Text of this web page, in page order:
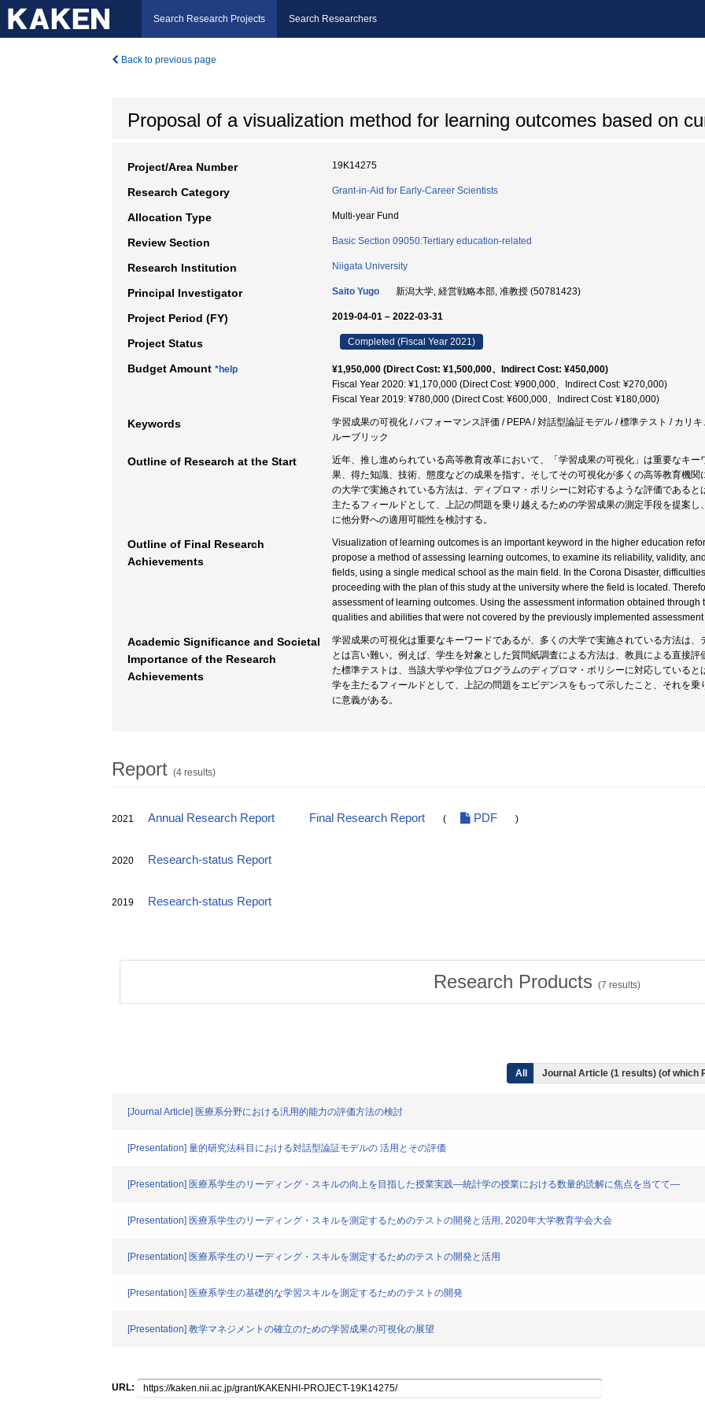
Search Research Projects Search Researchers
Back to previous page
Proposal of a visualization method for learning outcomes based on
Project/Area Number 19K14275
Research Category Grant-in-Aid for Early-Career Scientists
Allocation Type Multi-year Fund
Review Section Basic Section 09050:Tertiary education-related
Research Institution Niigata University
Principal Investigator Saito Yugo 新潟大学, 経営戦略本部, 准教授 (50781423)
Project Period (FY) 2019-04-01 – 2022-03-31
Project Status Completed (Fiscal Year 2021)
Budget Amount *help
¥1,950,000 (Direct Cost: ¥1,500,000、Indirect Cost: ¥450,000)
Fiscal Year 2020: ¥1,170,000 (Direct Cost: ¥900,000、Indirect Cost: ¥270,000)
Fiscal Year 2019: ¥780,000 (Direct Cost: ¥600,000、Indirect Cost: ¥180,000)
Keywords
学習成果の可視化 / パフォーマンス評価 / PEPA / 対話型論証モデル / 標準テスト / カリ
ルーブリック
Outline of Research at the Start
近年、推し進められている高等教育改革において、「学習成果の可視化」は重要なキ
果、得た知識、技術、態度などの成果を指す。そしてその可視化が多くの高等教育機
の大学で実施されている方法は、ディプロマ・ポリシーに対応するような評価である
主たるフィールドとして、上記の問題を乗り越えるための学習成果の測定手段を提案
に他分野への適用可能性を検討する。
Outline of Final Research
Achievements
Visualization of learning outcomes is an important keyword in the higher education
propose a method of assessing learning outcomes, to examine its reliability, validity,
fields, using a single medical school as the main field. In the Corona Disaster,
proceeding with the plan of this study at the university where the field is located.
assessment of learning outcomes. Using the assessment information obtained
qualities and abilities that were not covered by the previously implemented
Academic Significance and Societal
Importance of the Research
Achievements
学習成果の可視化は重要なキーワードであるが、多くの大学で実施されている方法は
とは言い難い。例えば、学生を対象とした質問紙調査による方法は、教員による直接
た標準テストは、当該大学や学位プログラムのディプロマ・ポリシーに対応している
学を主たるフィールドとして、上記の問題をエビデンスをもって示したこと、それを
に意義がある。
Report (4 results)
2021 Annual Research Report Final Research Report ( PDF )
2020 Research-status Report
2019 Research-status Report
Research Products (7 results)
All Journal Article (1 results) (of which
[Journal Article] 医療系分野における汎用的能力の評価方法の検討
[Presentation] 量的研究法科目における対話型論証モデルの 活用とその評価
[Presentation] 医療系学生のリーディング・スキルの向上を目指した授業実践―統計学の授業における数量的読解に焦点を当てて―
[Presentation] 医療系学生のリーディング・スキルを測定するためのテストの開発と活用, 2020年大学教育学会大会
[Presentation] 医療系学生のリーディング・スキルを測定するためのテストの開発と活用
[Presentation] 医療系学生の基礎的な学習スキルを測定するためのテストの開発
[Presentation] 教学マネジメントの確立のための学習成果の可視化の展望
URL: